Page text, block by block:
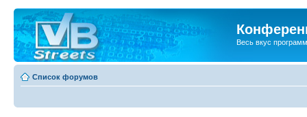
Весь вкус
Список форумов